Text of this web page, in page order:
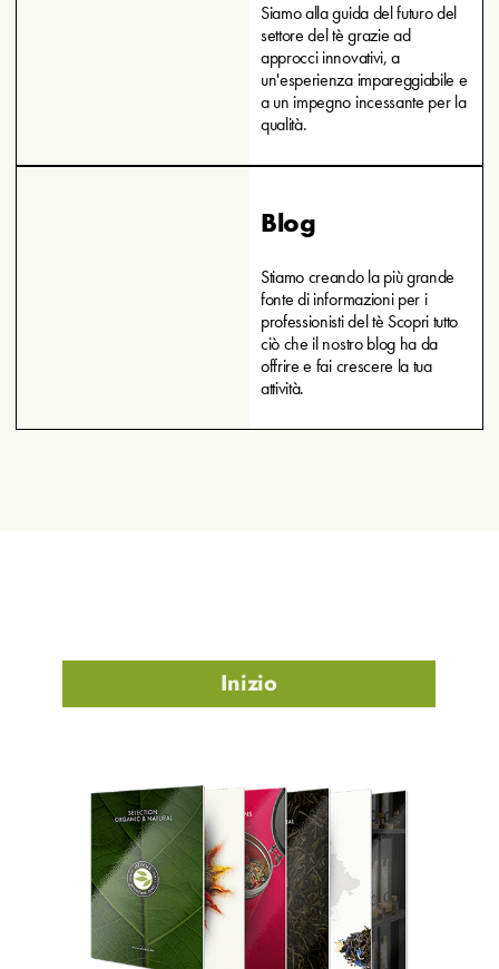
Siamo alla guida del futuro del
settore del tè grazie ad
approcci innovativi, a
un'esperienza impareggiabile e
a un impegno incessante per la
qualità.
Blog
Stiamo creando la più grande
fonte di informazioni per i
professionisti del tè Scopri tutto
ciò che il nostro blog ha da
offrire e fai crescere la tua
attività.